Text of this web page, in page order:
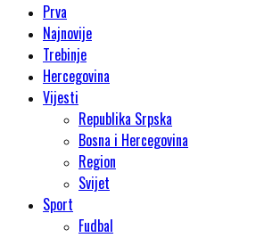
Prva
Najnovije
Trebinje
Hercegovina
Vijesti
Republika Srpska
Bosna i Hercegovina
Region
Svijet
Sport
Fudbal